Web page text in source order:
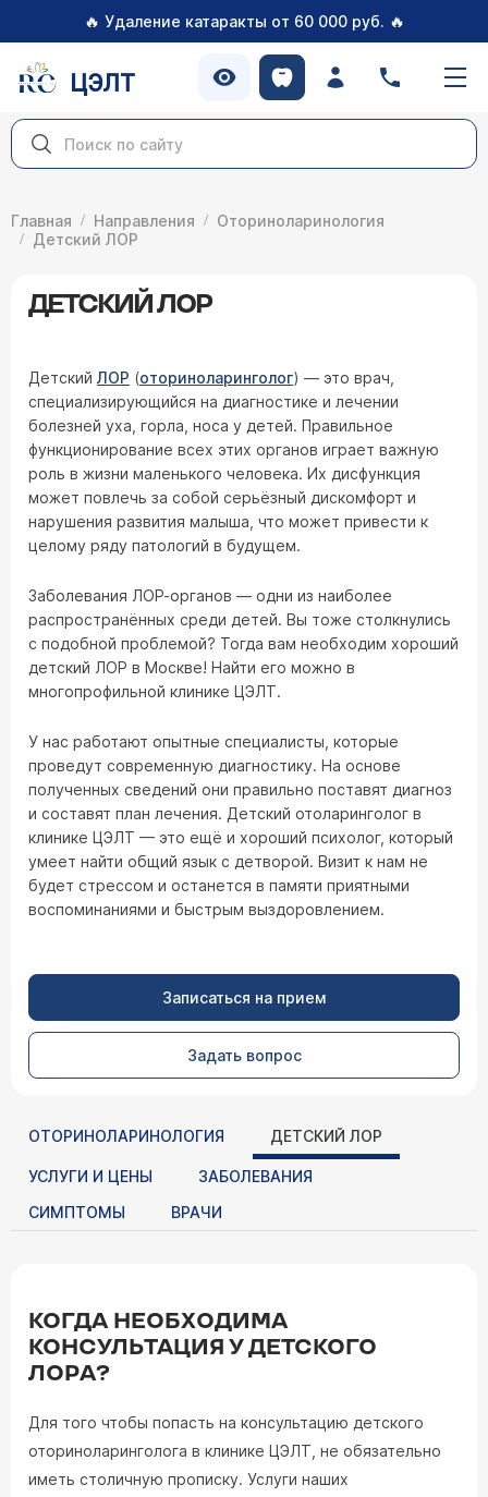
🔥 Удаление катаракты от 60 000 руб. 🔥
ЦЭЛТ
Главная Направления
Оториноларинология
Детский ЛОР
ДЕТСКИЙ ЛОР
Детский ЛОР (оториноларинголог) — это врач,
специализирующийся на диагностике и лечении
болезней уха, горла, носа у детей. Правильное
функционирование всех этих органов играет важную
роль в жизни маленького человека. Их дисфункция
может повлечь за собой серьёзный дискомфорт и
нарушения развития малыша, что может привести к
целому ряду патологий в будущем.
Заболевания ЛОР-органов — одни из наиболее
распространённых среди детей. Вы тоже столкнулись
с подобной проблемой? Тогда вам необходим хороший
детский ЛОР в Москве! Найти его можно в
многопрофильной клинике ЦЭЛТ.
У нас работают опытные специалисты, которые
проведут современную диагностику. На основе
полученных сведений они правильно поставят диагноз
и составят план лечения. Детский отоларинголог в
клинике ЦЭЛТ — это ещё и хороший психолог, который
умеет найти общий язык с детворой. Визит к нам не
будет стрессом и останется в памяти приятными
воспоминаниями и быстрым выздоровлением.
Записаться на прием
Задать вопрос
ОТОРИНОЛАРИНОЛОГИЯ ДЕТСКИЙ ЛОР
УСЛУГИ И ЦЕНЫ
ЗАБОЛЕВАНИЯ
СИМПТОМЫ
ВРАЧИ
КОГДА НЕОБХОДИМА
КОНСУЛЬТАЦИЯ У ДЕТСКОГО
ЛОРА?
Для того чтобы попасть на консультацию детского
оториноларинголога в клинике ЦЭЛТ, не обязательно
иметь столичную прописку. Услуги наших